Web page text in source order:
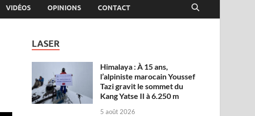
VIDÉOS OPINIONS CONTACT
LASER
Himalaya : À 15 ans,
l’alpiniste marocain Youssef
Tazi gravit le sommet du
Kang Yatse II à 6.250 m
5 août 2026